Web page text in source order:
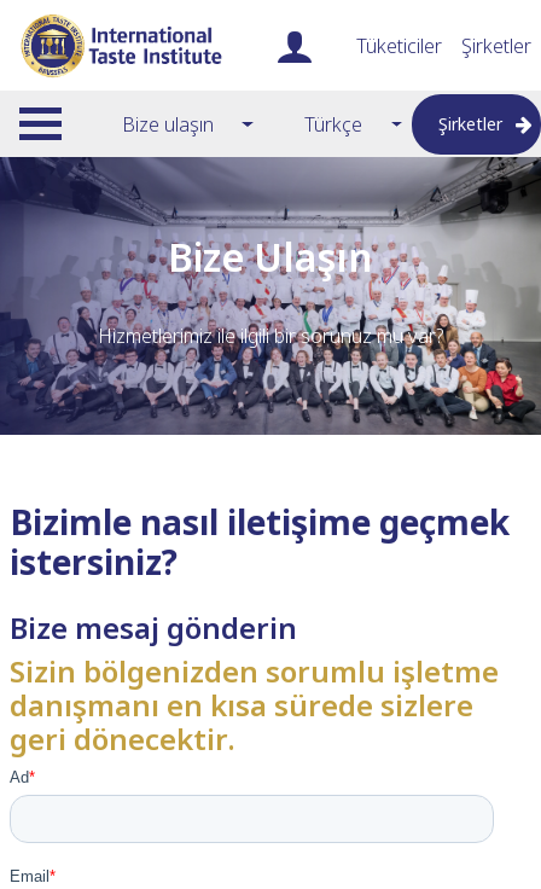
Tüketiciler Şirketler
Bize ulaşın Türkçe Şirketler
Bize Ulaşın
Hizmetlerimiz ile ilgili bir sorunuz mu var?
Bizimle nasıl iletişime geçmek
istersiniz?
Bize mesaj gönderin
Sizin bölgenizden sorumlu işletme
danışmanı en kısa sürede sizlere
geri dönecektir.